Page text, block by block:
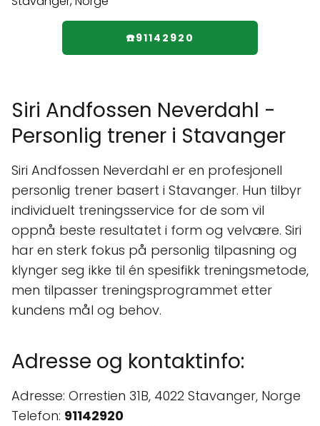
☎️91142920
Siri Andfossen Neverdahl -
Personlig trener i Stavanger
Siri Andfossen Neverdahl er en profesjonell
personlig trener basert i Stavanger. Hun tilbyr
individuelt treningsservice for de som vil
oppnå beste resultatet i form og velvære. Siri
har en sterk fokus på personlig tilpasning og
klynger seg ikke til én spesifikk treningsmetode,
men tilpasser treningsprogrammet etter
kundens mål og behov.
Adresse og kontaktinfo:
Adresse: Orrestien 31B, 4022 Stavanger, Norge
Telefon: 91142920